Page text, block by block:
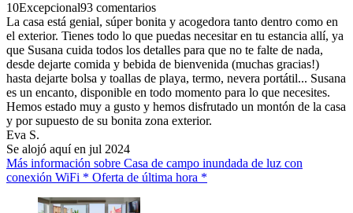
10Excepcional93 comentarios
La casa está genial, súper bonita y acogedora tanto dentro como en
el exterior. Tienes todo lo que puedas necesitar en tu estancia allí, ya
que Susana cuida todos los detalles para que no te falte de nada,
desde dejarte comida y bebida de bienvenida (muchas gracias!)
hasta dejarte bolsa y toallas de playa, termo, nevera portátil... Susana
es un encanto, disponible en todo momento para lo que necesites.
Hemos estado muy a gusto y hemos disfrutado un montón de la casa
y por supuesto de su bonita zona exterior.
Eva S.
Se alojó aquí en jul 2024
Más información sobre Casa de campo inundada de luz con
conexión WiFi * Oferta de última hora *